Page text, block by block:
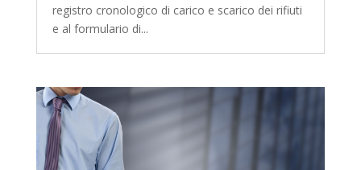
registro cronologico di carico e scarico dei rifiuti
e al formulario di...